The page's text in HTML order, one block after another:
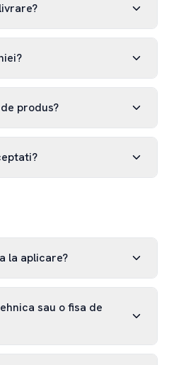
produs?
la aplicare?
sau o fisa de